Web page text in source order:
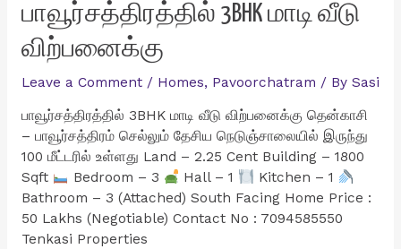
பாவூர்சத்திரத்தில் 3BHK மாடி வீடு
விற்பனைக்கு
Leave a Comment / Homes, Pavoorchatram / By Sasi
பாவூர்சத்திரத்தில் 3BHK மாடி வீடு விற்பனைக்கு தென்காசி
– பாவூர்சத்திரம் செல்லும் தேசிய நெடுஞ்சாலையில் இருந்து
100 மீட்டரில் உள்ளது Land – 2.25 Cent Building – 1800
Sqft
Bedroom – 3 Hall – 1
Kitchen – 1
Bathroom – 3 (Attached) South Facing Home Price :
50 Lakhs (Negotiable) Contact No : 7094585550
Tenkasi Properties